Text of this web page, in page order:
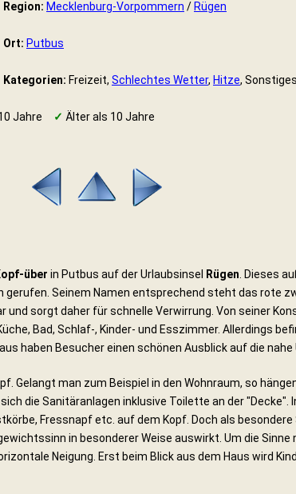
Region: Mecklenburg-Vorpommern / Rügen
Ort: Putbus
Kategorien: Freizeit, Schlechtes Wetter, Hitze, Sonstiges
Jahre ✓ Älter als 10 Jahre
über in Putbus auf der Urlaubsinsel Rügen . Dieses
gerufen. Seinem Namen entsprechend steht das rote
und sorgt daher für schnelle Verwirrung. Von seiner
Bad, Schlaf-, Kinder- und Esszimmer. Allerdings
haben Besucher einen schönen Ausblick auf die nahe
Gelangt man zum Beispiel in den Wohnraum, so
die Sanitäranlagen inklusive Toilette an der "Decke".
Fressnapf etc. auf dem Kopf. Doch als
in besonderer Weise auswirkt. Um die
Neigung. Erst beim Blick aus dem Haus wird